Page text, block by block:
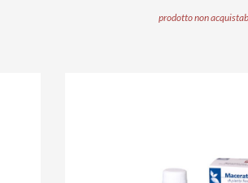
prodotto non